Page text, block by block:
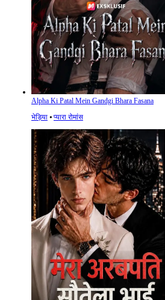
Alpha Ki Patal Mein Gandgi Bhara Fasana
भेड़िया ⦁ प्यारा रोमांस